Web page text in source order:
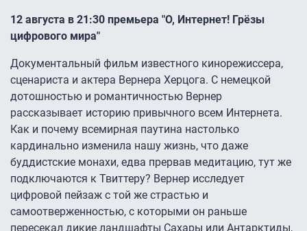
12 августа в 21:30 премьера "О, Интернет! Грёзы
цифрового мира"
Документальный фильм известного кинорежиссера,
сценариста и актера Вернера Херцога. С немецкой
дотошностью и романтичностью Вернер
рассказывает историю привычного всем Интернета.
Как и почему всемирная паутина настолько
кардинально изменила нашу жизнь, что даже
буддистские монахи, едва прервав медитацию, тут же
подключаются к Твиттеру? Вернер исследует
цифровой пейзаж с той же страстью и
самоотверженностью, с которыми он раньше
пересекал дикие ландшафты Сахары или Антарктиды,